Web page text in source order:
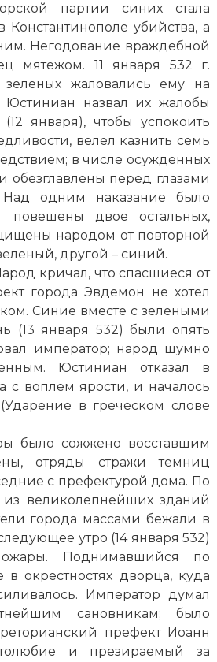
партии синих стала
убийства, а
Негодование враждебной
мятежом. 11 января 532 г.
жаловались ему на
Юстиниан назвал их жалобы
января), чтобы успокоить
велел казнить семь
в числе осужденных
перед глазами
одним наказание было
двое остальных,
народом от повторной
другой – синий.
кричал, что спасшиеся от
города Эвдемон не хотел
Синие вместе с зелеными
(13 января 532) были опять
император; народ шумно
Юстиниан отказал в
воплем ярости, и началось
в греческом слове
было сожжено восставшим
отряды стражи темниц
с префектурой дома. По
великолепнейших зданий
города массами бежали в
утро (14 января 532)
Поднимавшийся по
окрестностях дворца, куда
Император думал
сановникам; было
префект Иоанн
и презираемый за